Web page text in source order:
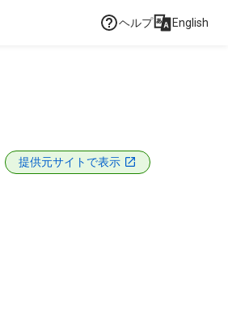
ヘルプ English
提供元サイトで表示